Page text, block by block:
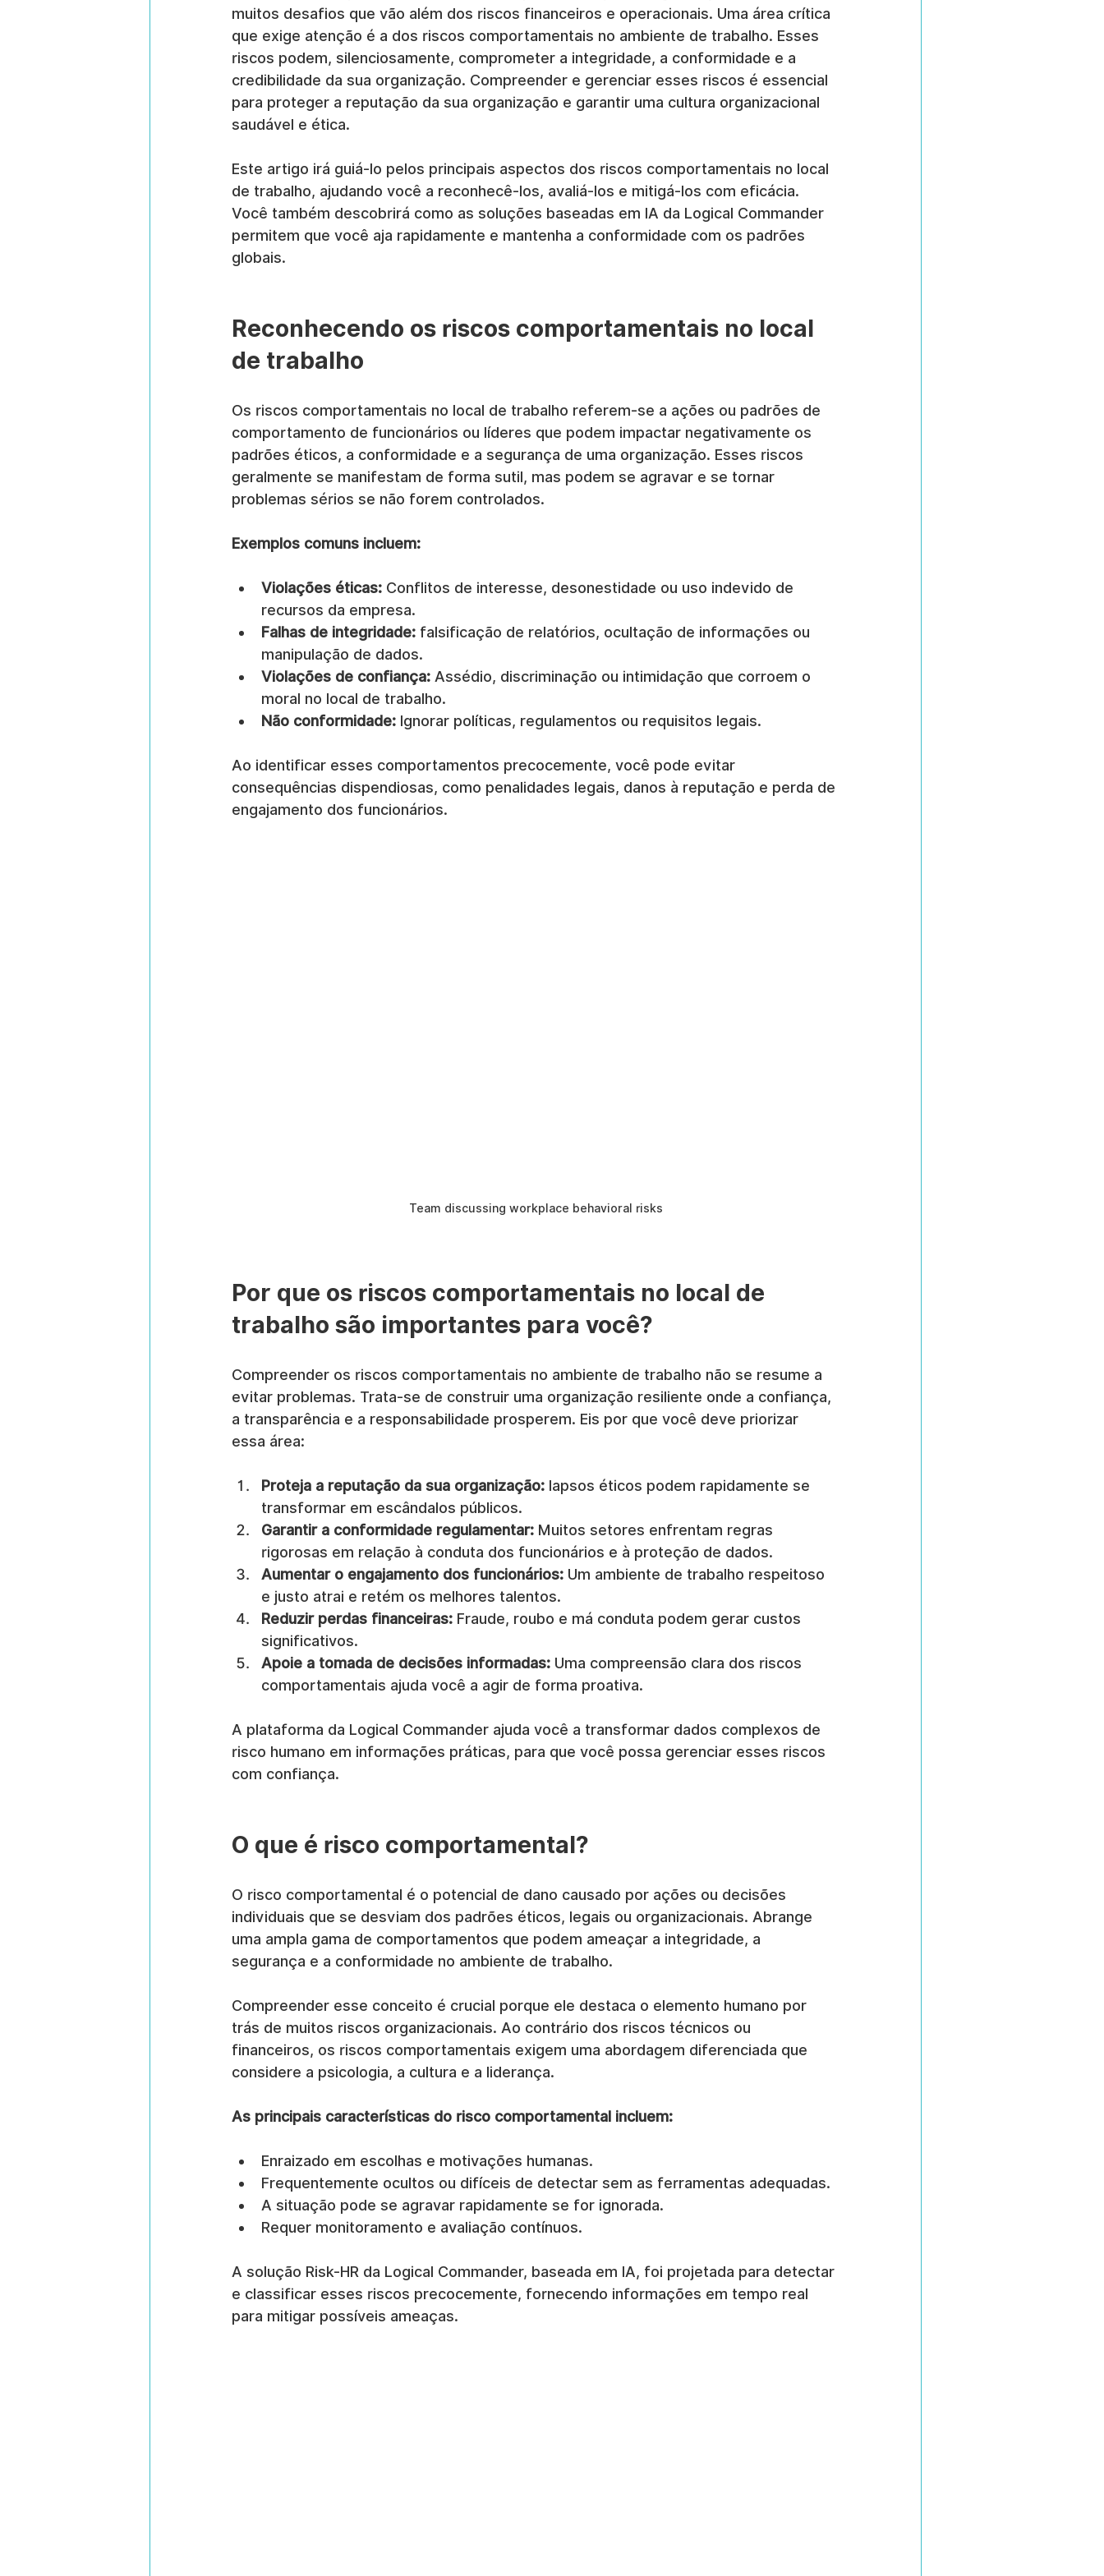
muitos desafios que vão além dos riscos financeiros e operacionais. Uma área crítica
que exige atenção é a dos riscos comportamentais no ambiente de trabalho. Esses
riscos podem, silenciosamente, comprometer a integridade, a conformidade e a
credibilidade da sua organização. Compreender e gerenciar esses riscos é essencial
para proteger a reputação da sua organização e garantir uma cultura organizacional
saudável e ética.
Este artigo irá guiá-lo pelos principais aspectos dos riscos comportamentais no local
de trabalho, ajudando você a reconhecê-los, avaliá-los e mitigá-los com eficácia.
Você também descobrirá como as soluções baseadas em IA da Logical Commander
permitem que você aja rapidamente e mantenha a conformidade com os padrões
globais.
Reconhecendo os riscos comportamentais no local
de trabalho
Os riscos comportamentais no local de trabalho referem-se a ações ou padrões de
comportamento de funcionários ou líderes que podem impactar negativamente os
padrões éticos, a conformidade e a segurança de uma organização. Esses riscos
geralmente se manifestam de forma sutil, mas podem se agravar e se tornar
problemas sérios se não forem controlados.
Exemplos comuns incluem:
Violações éticas: Conflitos de interesse, desonestidade ou uso indevido de
recursos da empresa.
Falhas de integridade: falsificação de relatórios, ocultação de informações ou
manipulação de dados.
Violações de confiança: Assédio, discriminação ou intimidação que corroem o
moral no local de trabalho.
Não conformidade: Ignorar políticas, regulamentos ou requisitos legais.
Ao identificar esses comportamentos precocemente, você pode evitar
consequências dispendiosas, como penalidades legais, danos à reputação e perda de
engajamento dos funcionários.
Team discussing workplace behavioral risks
Por que os riscos comportamentais no local de
trabalho são importantes para você?
Compreender os riscos comportamentais no ambiente de trabalho não se resume a
evitar problemas. Trata-se de construir uma organização resiliente onde a confiança,
a transparência e a responsabilidade prosperem. Eis por que você deve priorizar
essa área:
Proteja a reputação da sua organização: lapsos éticos podem rapidamente se
transformar em escândalos públicos.
Garantir a conformidade regulamentar: Muitos setores enfrentam regras
rigorosas em relação à conduta dos funcionários e à proteção de dados.
Aumentar o engajamento dos funcionários: Um ambiente de trabalho respeitoso
e justo atrai e retém os melhores talentos.
Reduzir perdas financeiras: Fraude, roubo e má conduta podem gerar custos
significativos.
Apoie a tomada de decisões informadas: Uma compreensão clara dos riscos
comportamentais ajuda você a agir de forma proativa.
A plataforma da Logical Commander ajuda você a transformar dados complexos de
risco humano em informações práticas, para que você possa gerenciar esses riscos
com confiança.
O que é risco comportamental?
O risco comportamental é o potencial de dano causado por ações ou decisões
individuais que se desviam dos padrões éticos, legais ou organizacionais. Abrange
uma ampla gama de comportamentos que podem ameaçar a integridade, a
segurança e a conformidade no ambiente de trabalho.
Compreender esse conceito é crucial porque ele destaca o elemento humano por
trás de muitos riscos organizacionais. Ao contrário dos riscos técnicos ou
financeiros, os riscos comportamentais exigem uma abordagem diferenciada que
considere a psicologia, a cultura e a liderança.
As principais características do risco comportamental incluem:
Enraizado em escolhas e motivações humanas.
Frequentemente ocultos ou difíceis de detectar sem as ferramentas adequadas.
A situação pode se agravar rapidamente se for ignorada.
Requer monitoramento e avaliação contínuos.
A solução Risk-HR da Logical Commander, baseada em IA, foi projetada para detectar
e classificar esses riscos precocemente, fornecendo informações em tempo real
para mitigar possíveis ameaças.